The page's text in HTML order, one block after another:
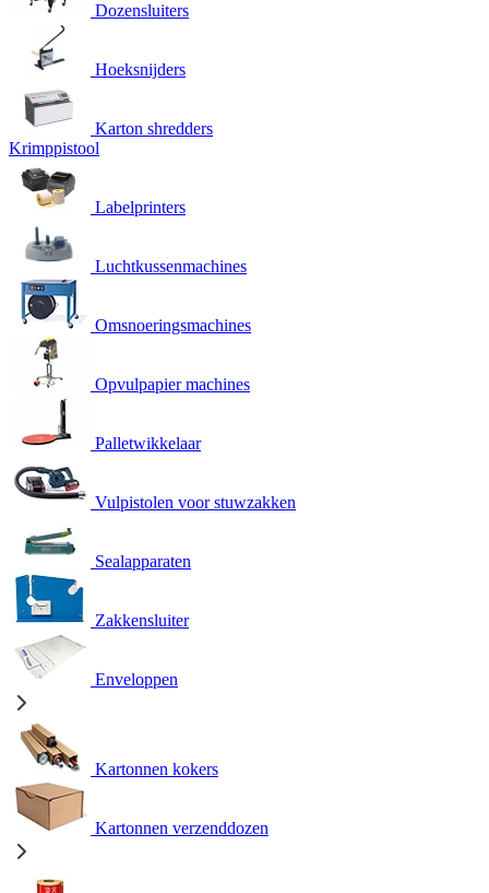
Dozensluiters
Hoeksnijders
Karton shredders
Krimppistool
Labelprinters
Luchtkussenmachines
Omsnoeringsmachines
Opvulpapier machines
Palletwikkelaar
Vulpistolen voor stuwzakken
Sealapparaten
Zakkensluiter
Enveloppen
Kartonnen kokers
Kartonnen verzenddozen